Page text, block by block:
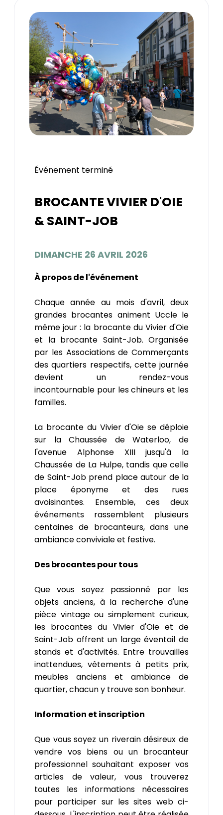
Événement terminé
BROCANTE VIVIER D'OIE
& SAINT-JOB
DIMANCHE 26 AVRIL 2026
À propos de l'événement
Chaque année au mois d'avril, deux
grandes brocantes animent Uccle le
même jour : la brocante du Vivier d'Oie
et la brocante Saint-Job. Organisée
par les Associations de Commerçants
des quartiers respectifs, cette journée
devient un rendez-vous
incontournable pour les chineurs et les
familles.
La brocante du Vivier d'Oie se déploie
sur la Chaussée de Waterloo, de
l'avenue Alphonse XIII jusqu'à la
Chaussée de La Hulpe, tandis que celle
de Saint-Job prend place autour de la
place éponyme et des rues
avoisinantes. Ensemble, ces deux
événements rassemblent plusieurs
centaines de brocanteurs, dans une
ambiance conviviale et festive.
Des brocantes pour tous
Que vous soyez passionné par les
objets anciens, à la recherche d'une
pièce vintage ou simplement curieux,
les brocantes du Vivier d'Oie et de
Saint-Job offrent un large éventail de
stands et d'activités. Entre trouvailles
inattendues, vêtements à petits prix,
meubles anciens et ambiance de
quartier, chacun y trouve son bonheur.
Information et inscription
Que vous soyez un riverain désireux de
vendre vos biens ou un brocanteur
professionnel souhaitant exposer vos
articles de valeur, vous trouverez
toutes les informations nécessaires
pour participer sur les sites web ci-